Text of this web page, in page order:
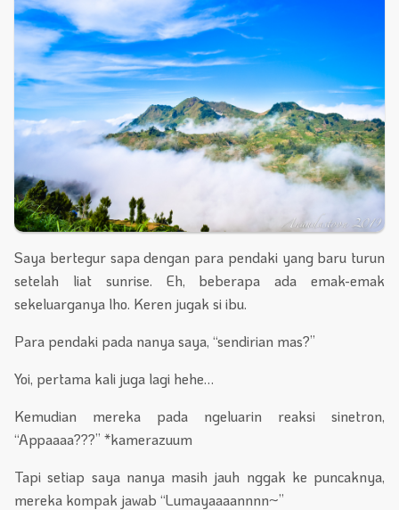
Saya bertegur sapa dengan para pendaki yang baru turun
setelah liat sunrise. Eh, beberapa ada emak-emak
sekeluarganya lho. Keren jugak si ibu.
Para pendaki pada nanya saya, “sendirian mas?”
Yoi, pertama kali juga lagi hehe…
Kemudian mereka pada ngeluarin reaksi sinetron,
“Appaaaa???” *kamerazuum
Tapi setiap saya nanya masih jauh nggak ke puncaknya,
mereka kompak jawab “Lumayaaaannnn~”